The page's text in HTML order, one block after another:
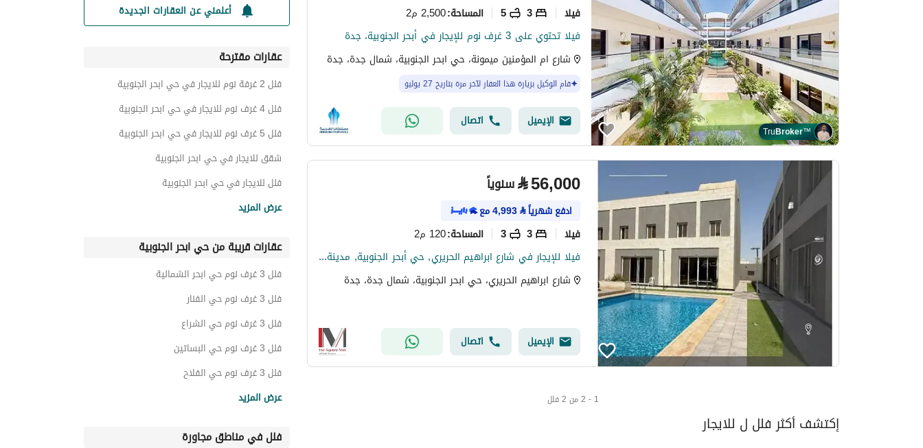
TruBroker™
فیلا 3
5 المساحة:2,500 م2
فيلا تحتوي على 3 غرف نوم للإيجار في أبحر الجنوبية، جدة
شارع ام المؤمنين ميمونة، حي ابحر الجنوبية، شمال جدة، جدة
قام الوكيل بزيارة هذا العقار لآخر مرة بتاريخ 27 يوليو
الإيميل اتصال
⃁56,000 سنوياً
ادفع شهرياً⃁
4,993مع
فیلا 3
3 المساحة:120 م2
فيلا للإيجار في شارع ابراهيم الحريري, حي أبحر الجنوبية, مدينة جدة, منطقة مكة المكرمة
شارع ابراهيم الحريري، حي ابحر الجنوبية، شمال جدة، جدة
الإيميل اتصال
1 - 2 من 2 فلل
إكتشف أكثر فلل ل للايجار
أعلمني عن العقارات الجديدة
عقارات مقترحة
فلل 2 غرفة نوم للايجار في حي ابحر الجنوبية
فلل 4 غرف نوم للايجار في حي ابحر الجنوبية
فلل 5 غرف نوم للايجار في حي ابحر الجنوبية
شقق للايجار في حي ابحر الجنوبية
فلل للايجار في حي ابحر الجنوبية
غرف للايجار في حي ابحر الجنوبية
عقارات للايجار في حي ابحر الجنوبية
عرض المزيد
عقارات قريبة من حي ابحر الجنوبية
فلل 3 غرف نوم حي ابحر الشمالية
فلل 3 غرف نوم حي الفنار
فلل 3 غرف نوم حي الشراع
فلل 3 غرف نوم حي البساتين
فلل 3 غرف نوم حي الفلاح
فلل 3 غرف نوم حي المحمدية
عرض المزيد
فلل في مناطق مجاورة